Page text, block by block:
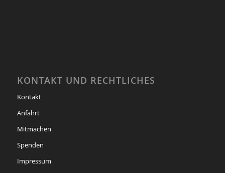
KONTAKT UND RECHTLICHES
Kontakt
Anfahrt
Mitmachen
Spenden
Impressum